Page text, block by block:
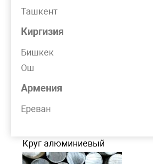
Ташкент
Киргизия
Бишкек
Ош
Армения
Ереван
КАТАЛОГ
КРУГ МЕТАЛЛИЧЕСКИЙ
Круг алюминиевый